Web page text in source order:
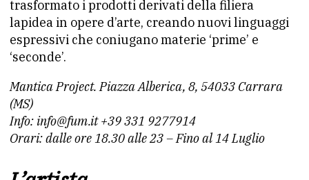
trasformato i prodotti derivati della filiera
lapidea in opere d’arte, creando nuovi linguaggi
espressivi che coniugano materie ‘prime’ e
‘seconde’.
Mantica Project. Piazza Alberica, 8, 54033 Carrara
(MS)
Info: info@fum.it +39 331 9277914
Orari: dalle ore 18.30 alle 23 – Fino al 14 Luglio